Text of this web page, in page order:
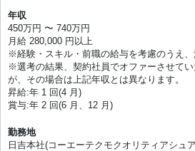
年収
450万円 〜 740万円
月給 280,000 円以上
※経験・スキル・前職の給与を考慮のうえ、
※選考の結果、契約社員でオファーさせて
が、その場合は上記年収とは異なります。
昇給:年 1 回(4 月)
賞与:年 2 回(6 月、12 月)
勤務地
日吉本社(コーエーテクモクオリティアシュ